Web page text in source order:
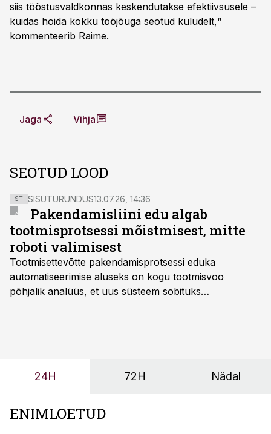
siis tööstusvaldkonnas keskendutakse efektiivsusele –
kuidas hoida kokku tööjõuga seotud kuludelt,“
kommenteerib Raime.
Jaga Vihja
SEOTUD LOOD
ST SISUTURUNDUS13.07.26, 14:36
Pakendamisliini edu algab
tootmisprotsessi mõistmisest, mitte
roboti valimisest
Tootmisettevõtte pakendamisprotsessi eduka
automatiseerimise aluseks on kogu tootmisvoo
põhjalik analüüs, et uus süsteem sobituks
OÜ tegevjuht Sander Mitendorf.
24H 72H Nädal
ENIMLOETUD